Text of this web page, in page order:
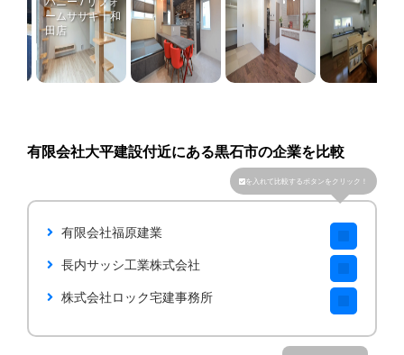
ームササキ十和
田店
有限会社大平建設付近にある黒石市の企業を比較
を入れて比較するボタンをクリック！
有限会社福原建業
長内サッシ工業株式会社
株式会社ロック宅建事務所